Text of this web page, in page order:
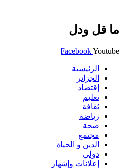
ما قل ودل
FacebookYoutube
الرئيسية
الجزائر
إقتصاد
تعليم
ثقافة
رياضة
صحة
مجتمع
الدين و الحياة
دولي
إعلانات وإشهار